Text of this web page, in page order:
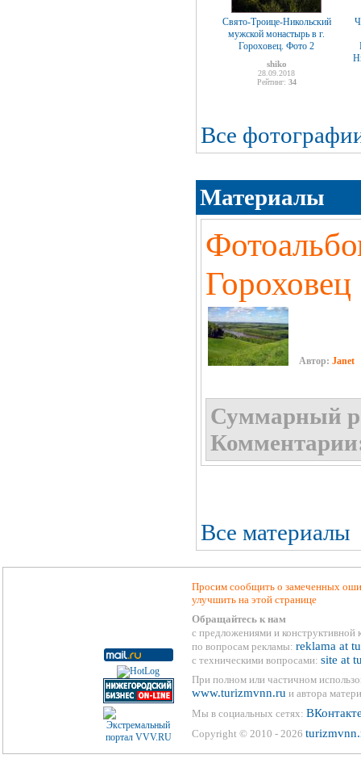
Свято-Троице-Никольский
мужской монастырь в г.
Гороховец. Фото 2
shiko
28.09.2018
Рейтинг: 34
Все
Материалы
Гороховец
Автор: Janet
Суммарный
Все материалы
Просим сообщить о замеченных
улучшить на этой странице
Обращайтесь к нам
с предложениями и конструктивной
по вопросам рекламы: reklama at
с техническими вопросами: site at
При полном или частичном
www.turizmvnn.ru и автора
Мы в социальных сетях:
Copyright © 2010 - 2026